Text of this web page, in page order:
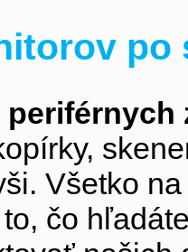
periférnych
Všetko
čo